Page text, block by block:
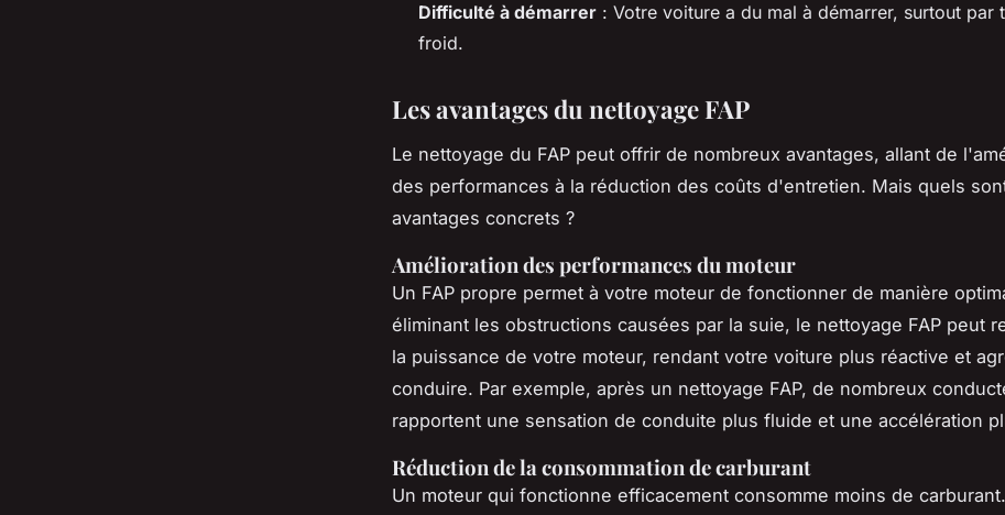
Difficulté à démarrer : Votre voiture a du mal à démarrer, surtout par
froid.
Les avantages du nettoyage FAP
Le nettoyage du FAP peut offrir de nombreux avantages, allant de
des performances à la réduction des coûts d'entretien. Mais quels
avantages concrets ?
Amélioration des performances du moteur
Un FAP propre permet à votre moteur de fonctionner de manière
éliminant les obstructions causées par la suie, le nettoyage FAP peut
la puissance de votre moteur, rendant votre voiture plus réactive et
conduire. Par exemple, après un nettoyage FAP, de nombreux
rapportent une sensation de conduite plus fluide et une accélération
Réduction de la consommation de carburant
Un moteur qui fonctionne efficacement consomme moins de